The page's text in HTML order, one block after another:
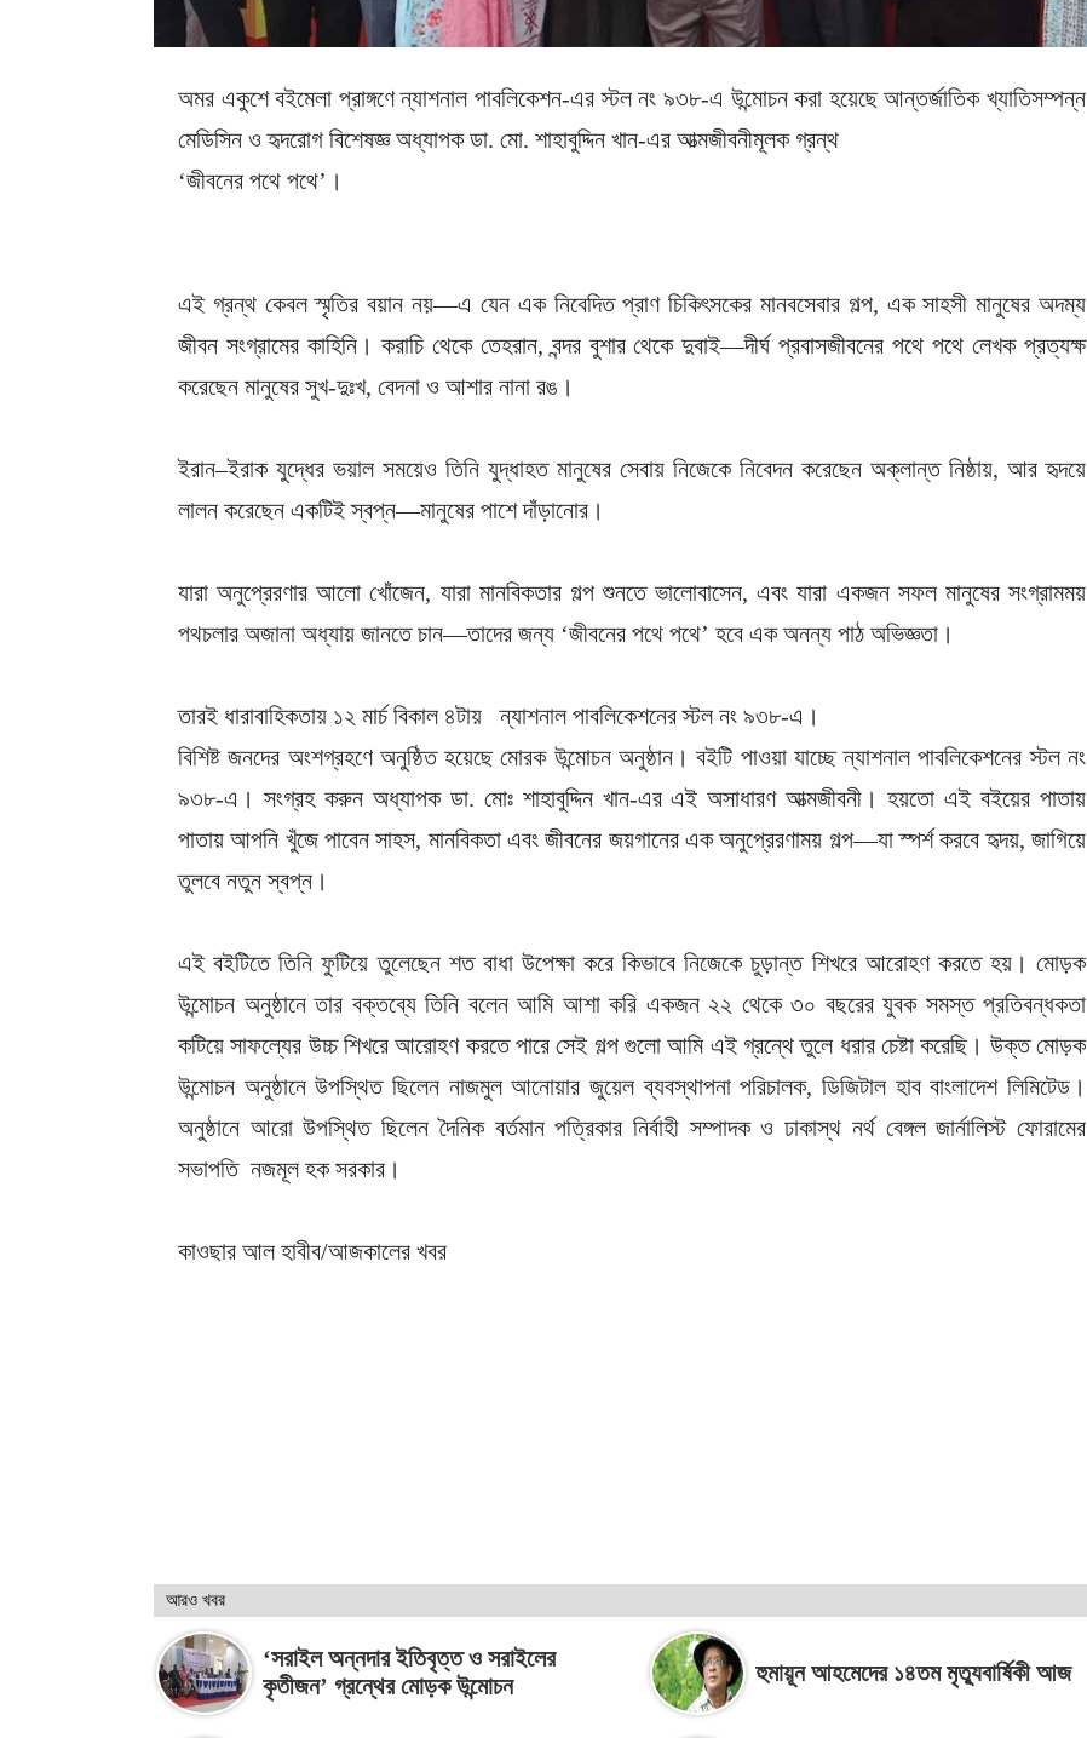
অমর একুশে বইমেলা প্রাঙ্গণে ন্যাশনাল পাবলিকেশন-এর স্টল নং ৯৩৮-এ উন্মোচন করা হয়েছে আন্তর্জাতিক খ্যাতিসম্পন্ন
মেডিসিন ও হৃদরোগ বিশেষজ্ঞ অধ্যাপক ডা. মো. শাহাবুদ্দিন খান-এর আত্মজীবনীমূলক গ্রন্থ
‎‘জীবনের পথে পথে’।
এই গ্রন্থ কেবল স্মৃতির বয়ান নয়—এ যেন এক নিবেদিত প্রাণ চিকিৎসকের মানবসেবার গল্প, এক সাহসী মানুষের অদম্য
জীবন সংগ্রামের কাহিনি। করাচি থেকে তেহরান, বন্দর বুশার থেকে দুবাই—দীর্ঘ প্রবাসজীবনের পথে পথে লেখক প্রত্যক্ষ
করেছেন মানুষের সুখ-দুঃখ, বেদনা ও আশার নানা রঙ।
‎ইরান–ইরাক যুদ্ধের ভয়াল সময়েও তিনি যুদ্ধাহত মানুষের সেবায় নিজেকে নিবেদন করেছেন অক্লান্ত নিষ্ঠায়, আর হৃদয়ে
লালন করেছেন একটিই স্বপ্ন—মানুষের পাশে দাঁড়ানোর।
‎যারা অনুপ্রেরণার আলো খোঁজেন, যারা মানবিকতার গল্প শুনতে ভালোবাসেন, এবং যারা একজন সফল মানুষের সংগ্রামময়
পথচলার অজানা অধ্যায় জানতে চান—তাদের জন্য ‘জীবনের পথে পথে’ হবে এক অনন্য পাঠ অভিজ্ঞতা।
‎তারই ধারাবাহিকতায় ১২ মার্চ বিকাল ৪টায় ন্যাশনাল পাবলিকেশনের স্টল নং ৯৩৮-এ।
‎বিশিষ্ট জনদের অংশগ্রহণে অনুষ্ঠিত হয়েছে মোরক উন্মোচন অনুষ্ঠান। বইটি পাওয়া যাচ্ছে ন্যাশনাল পাবলিকেশনের স্টল নং
৯৩৮-এ। সংগ্রহ করুন অধ্যাপক ডা. মোঃ শাহাবুদ্দিন খান-এর এই অসাধারণ আত্মজীবনী। হয়তো এই বইয়ের পাতায়
পাতায় আপনি খুঁজে পাবেন সাহস, মানবিকতা এবং জীবনের জয়গানের এক অনুপ্রেরণাময় গল্প—যা স্পর্শ করবে হৃদয়, জাগিয়ে
তুলবে নতুন স্বপ্ন।
‎এই বইটিতে তিনি ফুটিয়ে তুলেছেন শত বাধা উপেক্ষা করে কিভাবে নিজেকে চুড়ান্ত শিখরে আরোহণ করতে হয়। মোড়ক
উন্মোচন অনুষ্ঠানে তার বক্তব্যে তিনি বলেন আমি আশা করি একজন ২২ থেকে ৩০ বছরের যুবক সমস্ত প্রতিবন্ধকতা
কটিয়ে সাফল্যের উচ্চ শিখরে আরোহণ করতে পারে সেই গল্প গুলো আমি এই গ্রন্থে তুলে ধরার চেষ্টা করেছি। উক্ত মোড়ক
উন্মোচন অনুষ্ঠানে উপস্থিত ছিলেন নাজমুল আনোয়ার জুয়েল ব্যবস্থাপনা পরিচালক, ডিজিটাল হাব বাংলাদেশ লিমিটেড।
অনুষ্ঠানে আরো উপস্থিত ছিলেন দৈনিক বর্তমান পত্রিকার নির্বাহী সম্পাদক ও ঢাকাস্থ নর্থ বেঙ্গল জার্নালিস্ট ফোরামের
সভাপতি নজমূল হক সরকার।
কাওছার আল হাবীব/আজকালের খবর
আরও খবর
‘সরাইল অন্নদার ইতিবৃত্ত ও সরাইলের
কৃতীজন’ গ্রন্থের মোড়ক উন্মোচন
হুমায়ূন আহমেদের ১৪তম মৃত্যুবার্ষিকী আজ